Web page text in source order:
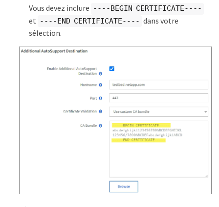
Vous devez inclure ----BEGIN CERTIFICATE----
et ----END CERTIFICATE---- dans votre
sélection.